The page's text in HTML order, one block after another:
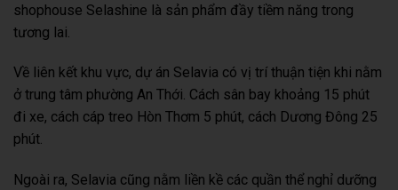
shophouse Selashine là sản phẩm đầy tiềm năng trong
tương lai.
Về liên kết khu vực, dự án Selavia có vị trí thuận tiện khi nằm
ở trung tâm phường An Thới. Cách sân bay khoảng 15 phút
đi xe, cách cáp treo Hòn Thơm 5 phút, cách Dương Đông 25
phút.
Ngoài ra, Selavia cũng nằm liền kề các quần thể nghỉ dưỡng